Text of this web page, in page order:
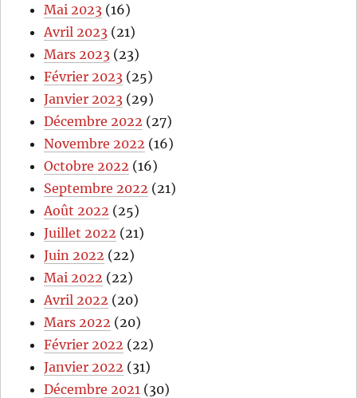
Mai 2023 (16)
Avril 2023 (21)
Mars 2023 (23)
Février 2023 (25)
Janvier 2023 (29)
Décembre 2022 (27)
Novembre 2022 (16)
Octobre 2022 (16)
Septembre 2022 (21)
Août 2022 (25)
Juillet 2022 (21)
Juin 2022 (22)
Mai 2022 (22)
Avril 2022 (20)
Mars 2022 (20)
Février 2022 (22)
Janvier 2022 (31)
Décembre 2021 (30)